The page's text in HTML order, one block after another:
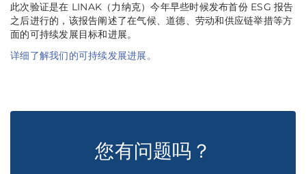
此次验证是在 LINAK（力纳克）今年早些时候发布首份 ESG 报告
之后进行的，该报告阐述了在气候、道德、劳动和供应链举措等方
面的可持续发展目标和进展。
详细了解我们的可持续发展进展。
您有问题吗？